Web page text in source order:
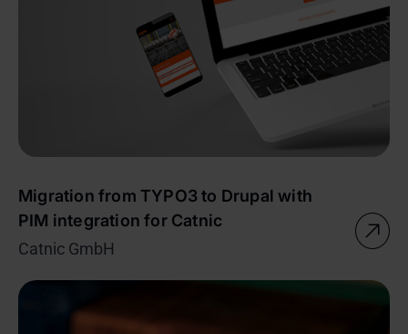
Migration from TYPO3 to Drupal with
PIM integration for Catnic
Catnic GmbH